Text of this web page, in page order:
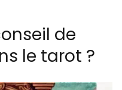
de
le tarot ?